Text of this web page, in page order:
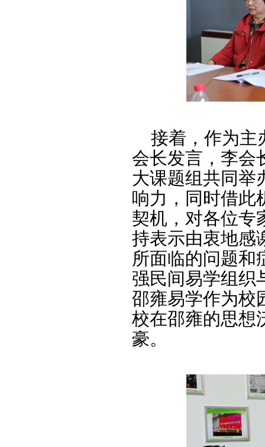
接着，作为主
会长发言，李会
大课题组共同举
响力，同时借此
契机，对各位专
持表示由衷地感
所面临的问题和
强民间易学组织
邵雍易学作为校
校在邵雍的思想
豪。